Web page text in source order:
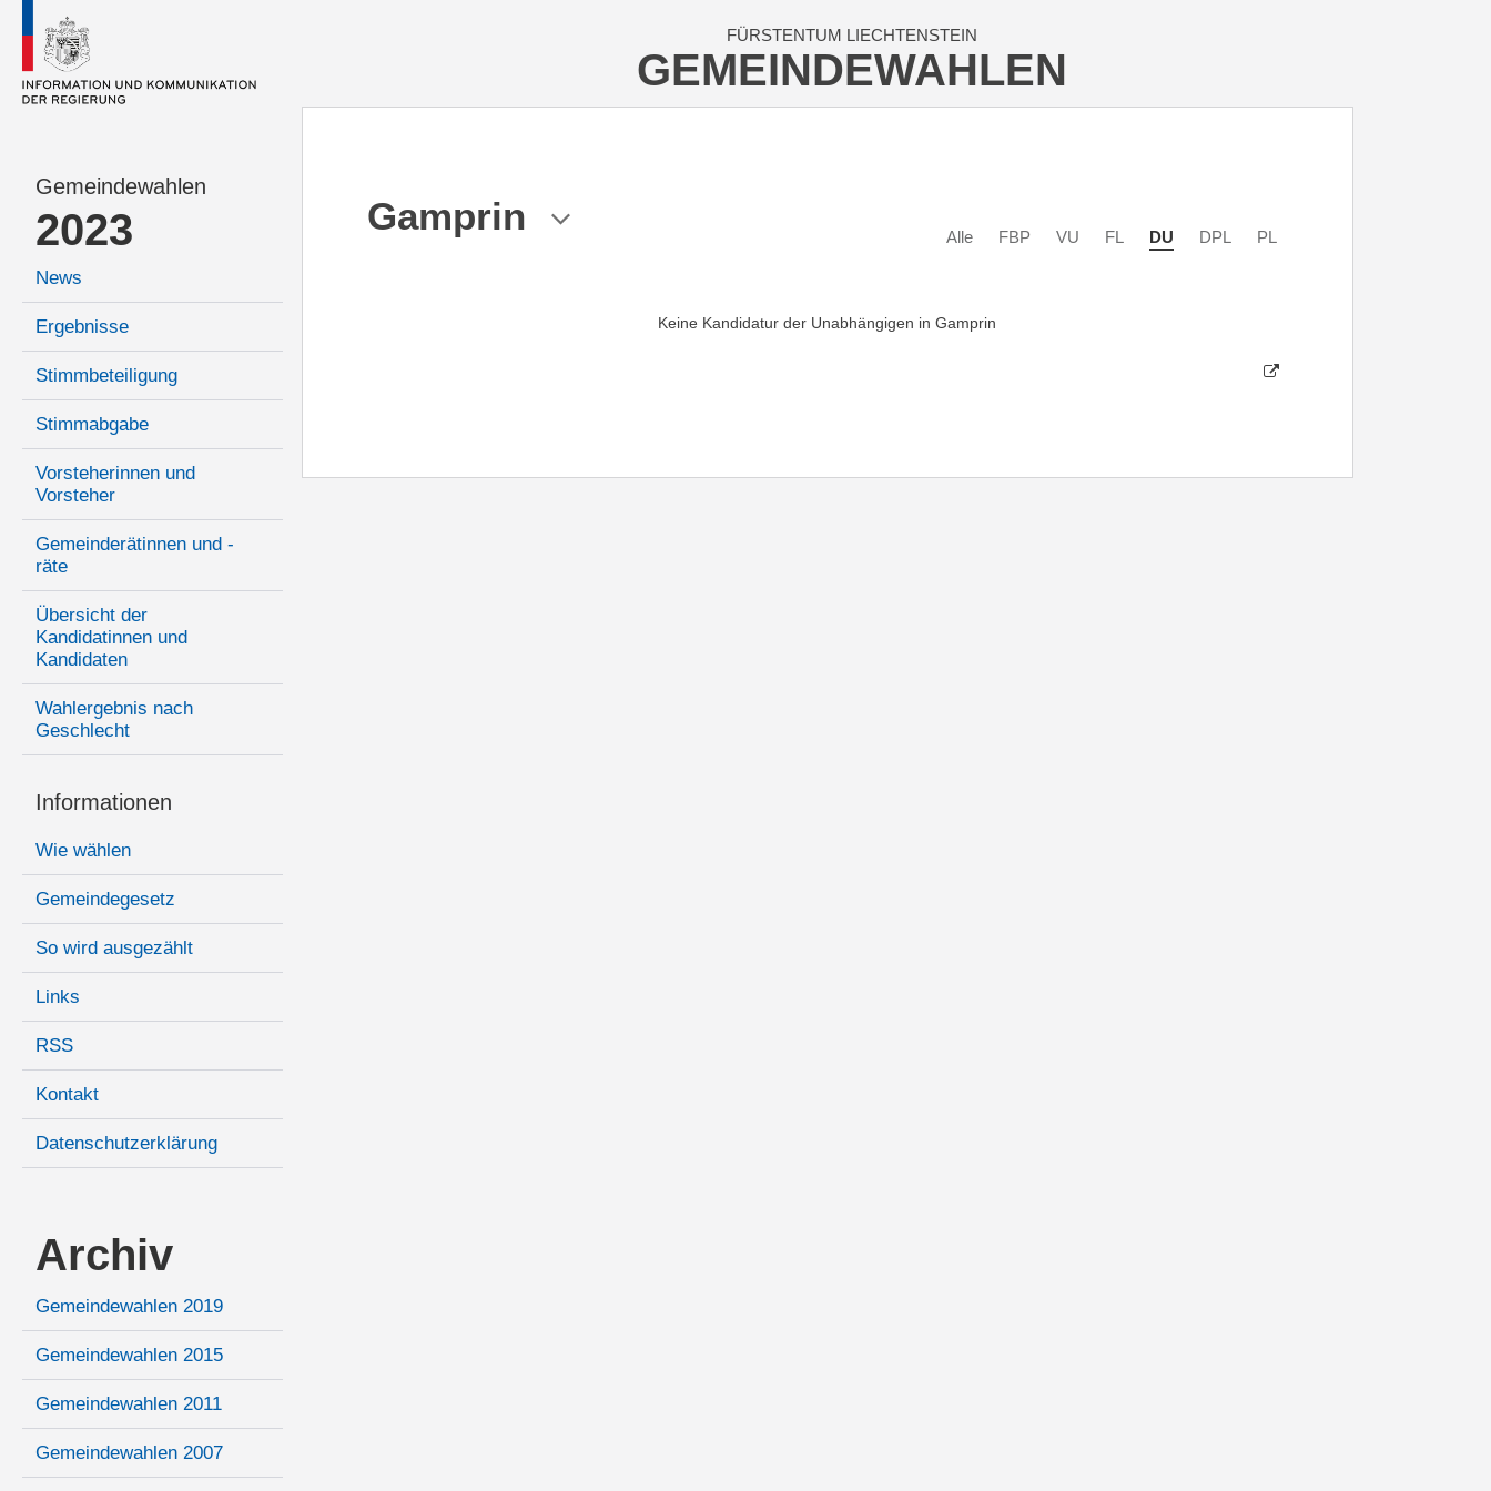
FÜRSTENTUM LIECHTENSTEIN
GEMEINDEWAHLEN
Gemeindewahlen
2023
News
Ergebnisse
Stimmbeteiligung
Stimmabgabe
Vorsteherinnen und
Vorsteher
Gemeinderätinnen und -
räte
Übersicht der
Kandidatinnen und
Kandidaten
Wahlergebnis nach
Geschlecht
Informationen
Wie wählen
Gemeindegesetz
So wird ausgezählt
Links
RSS
Kontakt
Datenschutzerklärung
Archiv
Gemeindewahlen 2019
Gemeindewahlen 2015
Gemeindewahlen 2011
Gemeindewahlen 2007
Gamprin Alle FBP VU FL DU DPL PL
Keine Kandidatur der Unabhängigen in Gamprin